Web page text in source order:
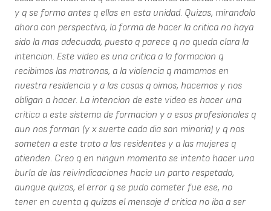
y q se formo antes q ellas en esta unidad. Quizas, mirandolo
ahora con perspectiva, la forma de hacer la critica no haya
sido la mas adecuada, puesto q parece q no queda clara la
intencion. Este video es una critica a la formacion q
recibimos las matronas, a la violencia q mamamos en
nuestra residencia y a las cosas q oimos, hacemos y nos
obligan a hacer. La intencion de este video es hacer una
critica a este sistema de formacion y a esos profesionales q
aun nos forman (y x suerte cada dia son minoria) y q nos
someten a este trato a las residentes y a las mujeres q
atienden. Creo q en ningun momento se intento hacer una
burla de las reivindicaciones hacia un parto respetado,
aunque quizas, el error q se pudo cometer fue ese, no
tener en cuenta q quizas el mensaje d critica no iba a ser